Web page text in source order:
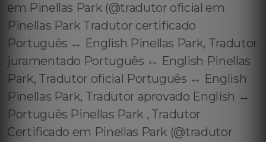
em Pinellas Park (@tradutor oficial em
Pinellas Park Tradutor certificado
Português ↔️ English Pinellas Park, Tradutor
juramentado Português ↔️ English Pinellas
Park, Tradutor oficial Português ↔️ English
Pinellas Park, Tradutor aprovado English ↔️
Português Pinellas Park , Tradutor
Certificado em Pinellas Park (@tradutor